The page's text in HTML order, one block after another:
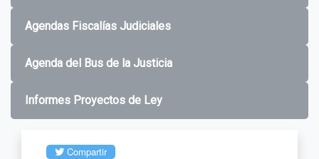
Agendas Fiscalías Judiciales
Agenda del Bus de la Justicia
Informes Proyectos de Ley
Compartir